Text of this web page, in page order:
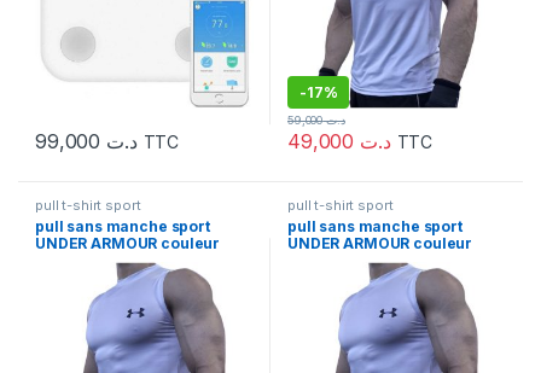
د.ت TTC
-17%
د.ت
د.ت59,000
TTC
pull t-shirt sport
pull sans manche sport
UNDER ARMOUR couleur
blanc taille M
pull t-shirt sport
pull sans manche sport
UNDER ARMOUR couleur
blanc taille XL